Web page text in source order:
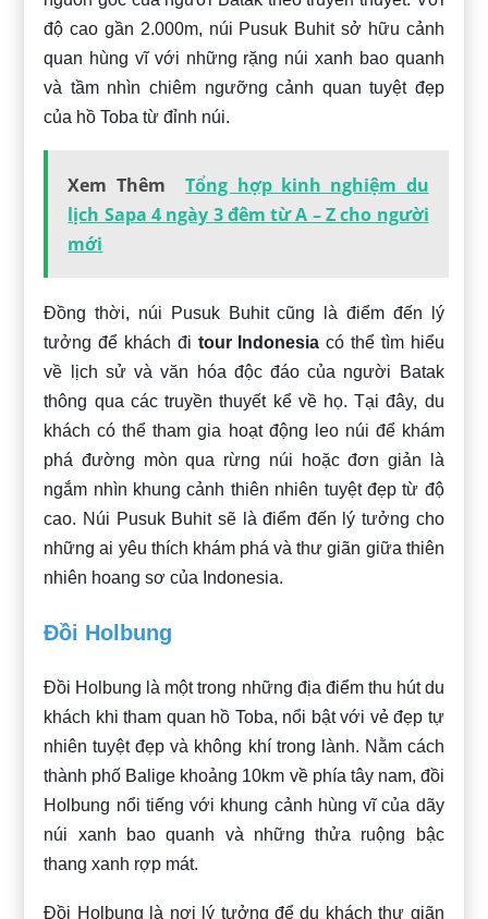
độ cao gần 2.000m, núi Pusuk Buhit sở hữu cảnh
quan hùng vĩ với những rặng núi xanh bao quanh
và tầm nhìn chiêm ngưỡng cảnh quan tuyệt đẹp
của hồ Toba từ đỉnh núi.
Xem Thêm
Tổng hợp kinh nghiệm du
lịch Sapa 4 ngày 3 đêm từ A – Z cho người
mới
Đồng thời, núi Pusuk Buhit cũng là điểm đến lý
tưởng để khách đi tour Indonesia có thể tìm hiểu
về lịch sử và văn hóa độc đáo của người Batak
thông qua các truyền thuyết kể về họ. Tại đây, du
khách có thể tham gia hoạt động leo núi để khám
phá đường mòn qua rừng núi hoặc đơn giản là
ngắm nhìn khung cảnh thiên nhiên tuyệt đẹp từ độ
cao. Núi Pusuk Buhit sẽ là điểm đến lý tưởng cho
những ai yêu thích khám phá và thư giãn giữa thiên
nhiên hoang sơ của Indonesia.
Đồi Holbung
Đồi Holbung là một trong những địa điểm thu hút du
khách khi tham quan hồ Toba, nổi bật với vẻ đẹp tự
nhiên tuyệt đẹp và không khí trong lành. Nằm cách
thành phố Balige khoảng 10km về phía tây nam, đồi
Holbung nổi tiếng với khung cảnh hùng vĩ của dãy
núi xanh bao quanh và những thửa ruộng bậc
thang xanh rợp mát.
Đồi Holbung là nơi lý tưởng để du khách thư giãn